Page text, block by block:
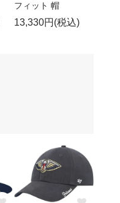
フィット 帽
13,330円(税込)